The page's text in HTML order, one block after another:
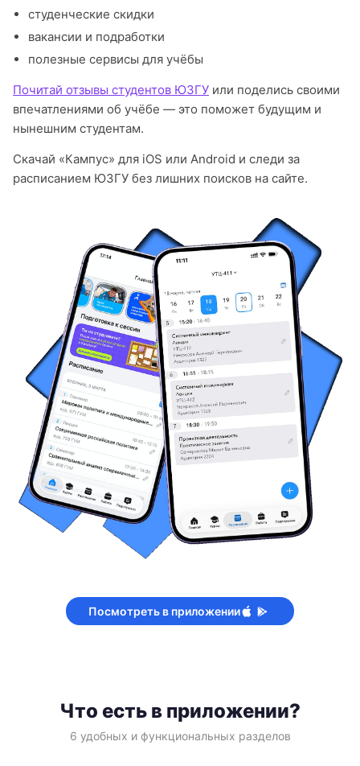
студенческие скидки
вакансии и подработки
полезные сервисы для учёбы
Почитай отзывы студентов ЮЗГУ или поделись своими
впечатлениями об учёбе — это поможет будущим и
нынешним студентам.
Скачай «Кампус» для iOS или Android и следи за
расписанием ЮЗГУ без лишних поисков на сайте.
Посмотреть в приложении
Что есть в приложении?
6 удобных и функциональных разделов